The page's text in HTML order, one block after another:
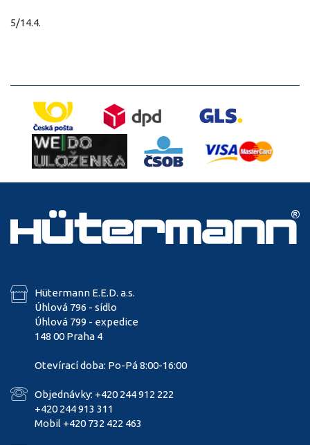
5/14.4.
Hütermann E.E.D. a.s.
Úhlová 796 - sídlo
Úhlová 799 - expedice
148 00 Praha 4
Otevírací doba: Po-Pá 8:00-16:00
Objednávky: +420 244 912 222
+420 244 913 311
Mobil +420 732 422 463